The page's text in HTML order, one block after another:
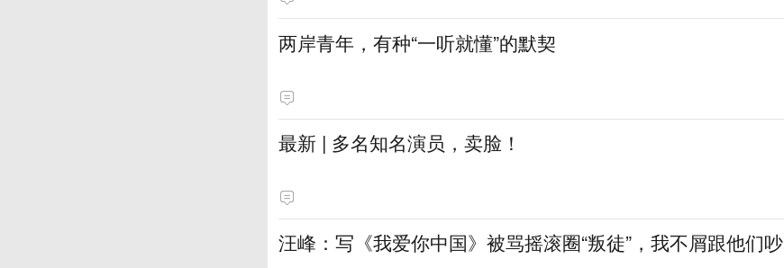
两岸青年，有种“一听就懂”的默契
最新 | 多名知名演员，卖脸！
汪峰：写《我爱你中国》被骂摇滚圈“叛徒”，我不屑跟他们吵